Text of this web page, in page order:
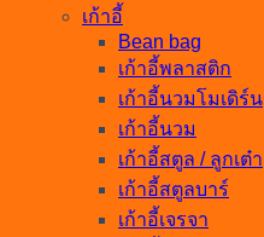
เก้าอี้
Bean bag
เก้าอี้พลาสติก
เก้าอี้นวมโมเดิร์น
เก้าอี้นวม
เก้าอี้สตูล / ลูกเต๋า
เก้าอี้สตูลบาร์
เก้าอี้เจรจา